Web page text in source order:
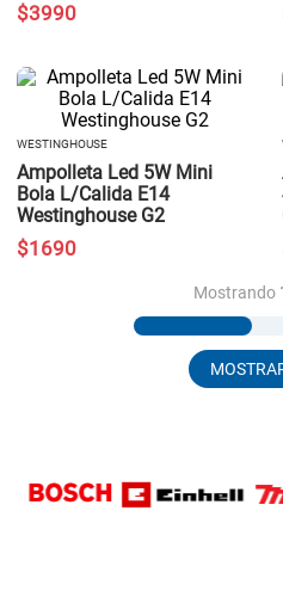
$3990
WESTINGHOUSE
Ampolleta Led 5W Mini
Bola L/Calida E14
Westinghouse G2
$1690
Mostrando